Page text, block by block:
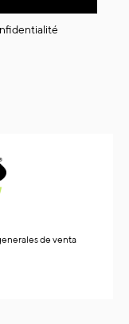
de venta